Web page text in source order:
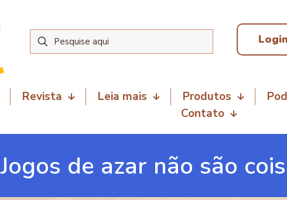
Login
Revista Leia mais Produtos
Contato
Jogos de azar não são